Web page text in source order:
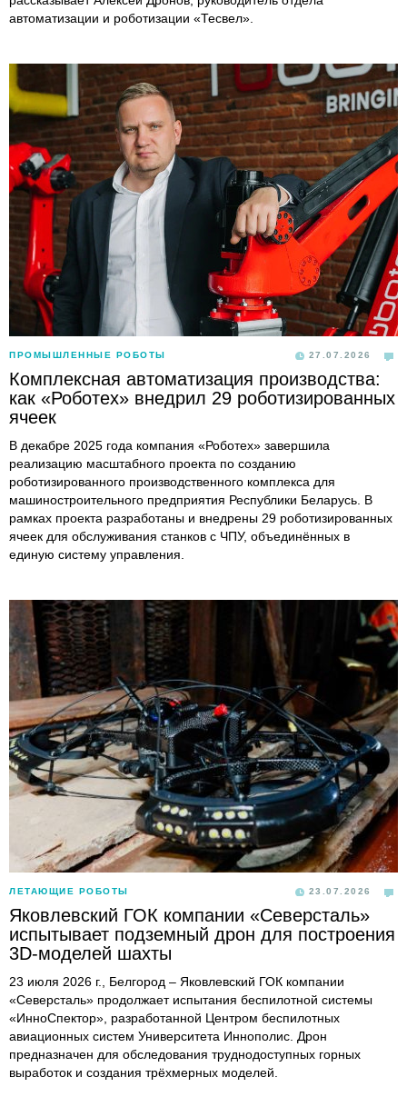
автоматизации и роботизации «Тесвел».
ПРОМЫШЛЕННЫЕ РОБОТЫ 27.07.2026
Комплексная автоматизация производства:
как «Роботех» внедрил 29 роботизированных
ячеек
В декабре 2025 года компания «Роботех» завершила
реализацию масштабного проекта по созданию
роботизированного производственного комплекса для
машиностроительного предприятия Республики Беларусь. В
рамках проекта разработаны и внедрены 29 роботизированных
ячеек для обслуживания станков с ЧПУ, объединённых в
единую систему управления.
ЛЕТАЮЩИЕ РОБОТЫ 23.07.2026
Яковлевский ГОК компании «Северсталь»
испытывает подземный дрон для построения
3D-моделей шахты
23 июля 2026 г., Белгород – Яковлевский ГОК компании
«Северсталь» продолжает испытания беспилотной системы
«ИнноСпектор», разработанной Центром беспилотных
авиационных систем Университета Иннополис. Дрон
предназначен для обследования труднодоступных горных
выработок и создания трёхмерных моделей.